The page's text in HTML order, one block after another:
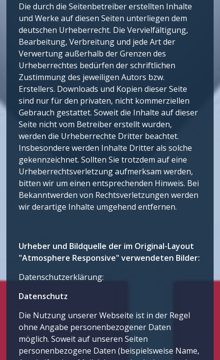
Die durch die Seitenbetreiber erstellten Inhalte
und Werke auf diesen Seiten unterliegen dem
deutschen Urheberrecht. Die Vervielfältigung,
Bearbeitung, Verbreitung und jede Art der
Verwertung außerhalb der Grenzen des
Urheberrechtes bedürfen der schriftlichen
Zustimmung des jeweiligen Autors bzw.
Erstellers. Downloads und Kopien dieser Seite
sind nur für den privaten, nicht kommerziellen
Gebrauch gestattet. Soweit die Inhalte auf dieser
Seite nicht vom Betreiber erstellt wurden,
werden die Urheberrechte Dritter beachtet.
Insbesondere werden Inhalte Dritter als solche
gekennzeichnet. Sollten Sie trotzdem auf eine
Urheberrechtsverletzung aufmerksam werden,
bitten wir um einen entsprechenden Hinweis. Bei
Bekanntwerden von Rechtsverletzungen werden
wir derartige Inhalte umgehend entfernen.
Urheber und Bildquelle der im Original-Layout
"Atmosphere Responsive" verwendeten Bilder:
Datenschutzerklärung:
Datenschutz
Die Nutzung unserer Webseite ist in der Regel
ohne Angabe personenbezogener Daten
möglich. Soweit auf unseren Seiten
personenbezogene Daten (beispielsweise Name,